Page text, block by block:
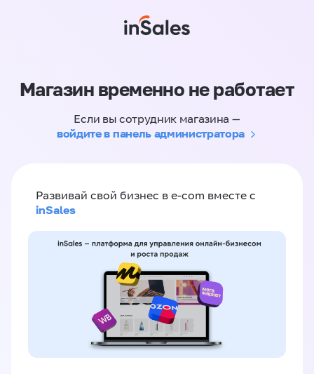
Магазин временно не работает
Если вы сотрудник магазина —
войдите в панель администратора
Развивай свой бизнес в e-com вместе с
inSales